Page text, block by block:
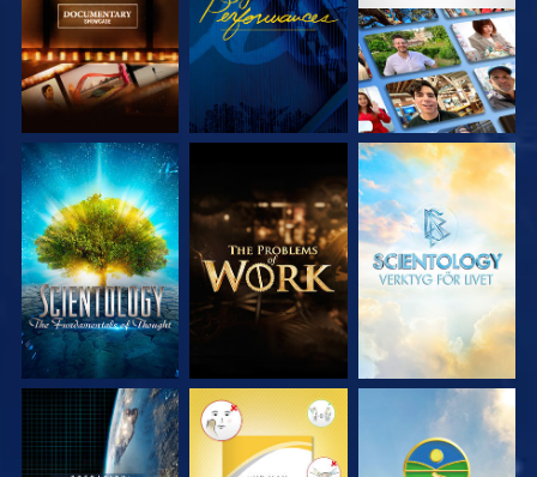
UTFORSKA
SERIEN
UTFORSKA
SERIEN
UTFORSKA
SERIEN
TITTA TITTA TITTA